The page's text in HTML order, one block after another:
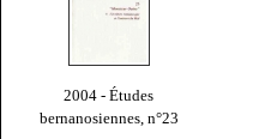
2004 - Études
bernanosiennes, n°23